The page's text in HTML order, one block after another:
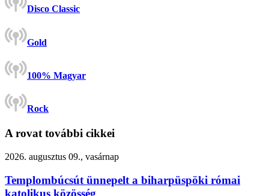
Disco Classic
Gold
100% Magyar
Rock
A rovat további cikkei
2026. augusztus 09., vasárnap
Templombúcsút ünnepelt a biharpüspöki római
katolikus közösség